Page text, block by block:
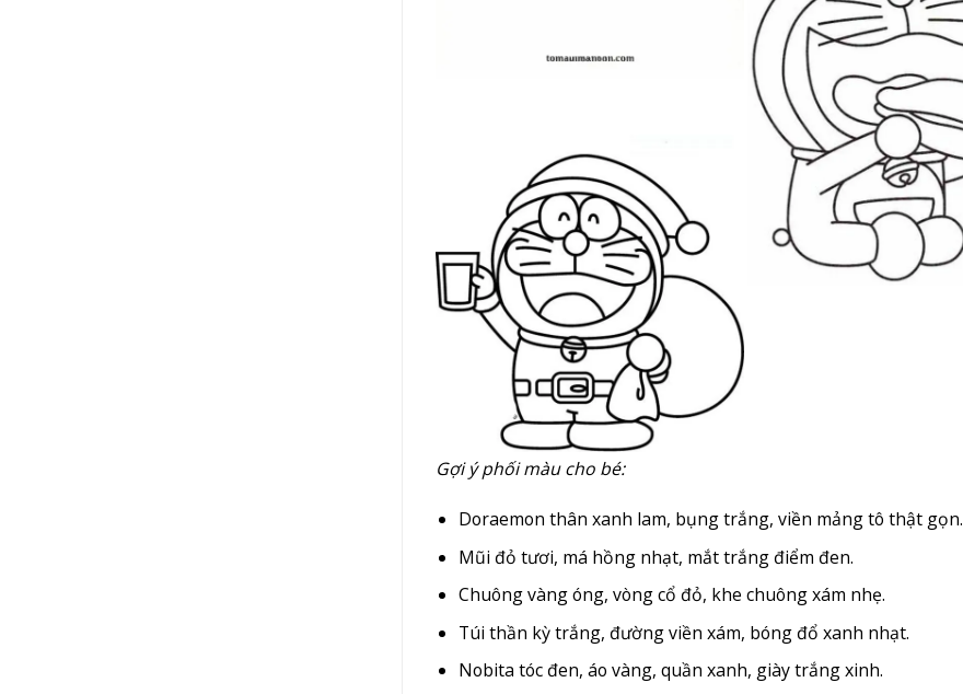
Gợi ý phối màu cho bé:
Doraemon thân xanh lam, bụng trắng, viền mảng tô thật gọn.
Mũi đỏ tươi, má hồng nhạt, mắt trắng điểm đen.
Chuông vàng óng, vòng cổ đỏ, khe chuông xám nhẹ.
Túi thần kỳ trắng, đường viền xám, bóng đổ xanh nhạt.
Nobita tóc đen, áo vàng, quần xanh, giày trắng xinh.